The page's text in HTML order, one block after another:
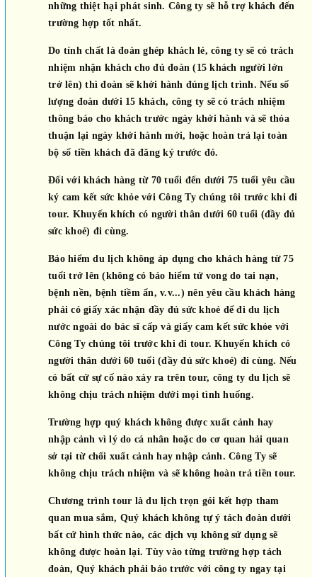
những thiệt hại phát sinh. Công ty sẽ hỗ trợ khách đến
trường hợp tốt nhất.
Do tính chất là đoàn ghép khách lẻ, công ty sẽ có trách
nhiệm nhận khách cho đủ đoàn (15 khách người lớn
trở lên) thì đoàn sẽ khởi hành đúng lịch trình. Nếu số
lượng đoàn dưới 15 khách, công ty sẽ có trách nhiệm
thông báo cho khách trước ngày khởi hành và sẽ thỏa
thuận lại ngày khởi hành mới, hoặc hoàn trả lại toàn
bộ số tiền khách đã đăng ký trước đó.
Đối với khách hàng từ 70 tuổi đến dưới 75 tuổi yêu cầu
ký cam kết sức khỏe với Công Ty chúng tôi trước khi đi
tour. Khuyến khích có người thân dưới 60 tuổi (đầy đủ
sức khoẻ) đi cùng.
Bảo hiểm du lịch không áp dụng cho khách hàng từ 75
tuổi trở lên (không có bảo hiểm tử vong do tai nạn,
bệnh nền, bệnh tiềm ẩn, v.v...) nên yêu cầu khách hàng
phải có giấy xác nhận đầy đủ sức khoẻ để đi du lịch
nước ngoài do bác sĩ cấp và giấy cam kết sức khỏe với
Công Ty chúng tôi trước khi đi tour. Khuyến khích có
người thân dưới 60 tuổi (đầy đủ sức khoẻ) đi cùng. Nếu
có bất cứ sự cố nào xảy ra trên tour, công ty du lịch sẽ
không chịu trách nhiệm dưới mọi tình huống.
Trường hợp quý khách không được xuất cảnh hay
nhập cảnh vì lý do cá nhân hoặc do cơ quan hải quan
sở tại từ chối xuất cảnh hay nhập cảnh. Công Ty sẽ
không chịu trách nhiệm và sẽ không hoàn trả tiền tour.
Chương trình tour là du lịch trọn gói kết hợp tham
quan mua sắm, Quý khách không tự ý tách đoàn dưới
bất cứ hình thức nào, các dịch vụ không sử dụng sẽ
không được hoàn lại. Tùy vào từng trường hợp tách
đoàn, Quý khách phải báo trước với công ty ngay tại